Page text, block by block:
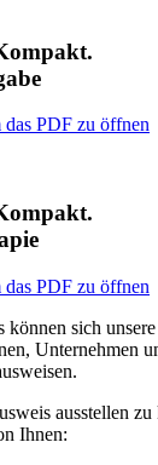
PDF zu öffnen
PDF zu öffnen
können sich
Unternehmen
ausstellen
Ihnen: